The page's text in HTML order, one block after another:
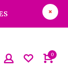
0